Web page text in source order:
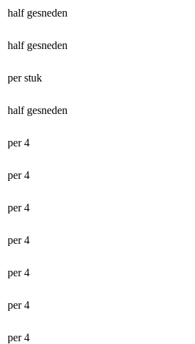
half gesneden
half gesneden
per stuk
half gesneden
per 4
per 4
per 4
per 4
per 4
per 4
per 4